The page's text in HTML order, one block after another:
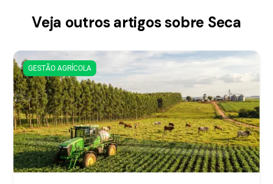
Veja outros artigos sobre Seca
GESTÃO AGRÍCOLA